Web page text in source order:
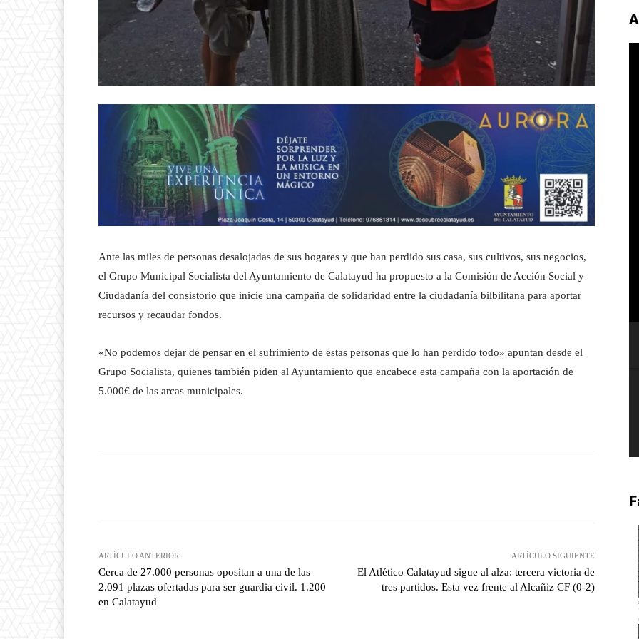
Ante las miles de personas desalojadas de sus hogares y que han perdido sus casa, sus cultivos, sus negocios,
el Grupo Municipal Socialista del Ayuntamiento de Calatayud ha propuesto a la Comisión de Acción Social y
Ciudadanía del consistorio que inicie una campaña de solidaridad entre la ciudadanía bilbilitana para aportar
recursos y recaudar fondos.
«No podemos dejar de pensar en el sufrimiento de estas personas que lo han perdido todo» apuntan desde el
Grupo Socialista, quienes también piden al Ayuntamiento que encabece esta campaña con la aportación de
5.000€ de las arcas municipales.
ARTÍCULO ANTERIOR
Cerca de 27.000 personas opositan a una de las
2.091 plazas ofertadas para ser guardia civil. 1.200
en Calatayud
ARTÍCULO SIGUIENTE
El Atlético Calatayud sigue al alza: tercera victoria de
tres partidos. Esta vez frente al Alcañiz CF (0-2)